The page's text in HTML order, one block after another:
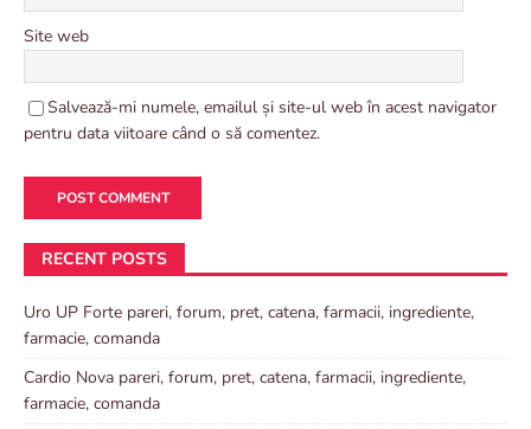
Site web
Salvează-mi numele, emailul și site-ul web în acest navigator
pentru data viitoare când o să comentez.
RECENT POSTS
Uro UP Forte pareri, forum, pret, catena, farmacii, ingrediente,
farmacie, comanda
Cardio Nova pareri, forum, pret, catena, farmacii, ingrediente,
farmacie, comanda